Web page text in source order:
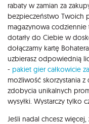
rabaty w zamian za
bezpieczeństwo Twoich
magazynowa
dotarły do Ciebie w
dołączamy kartę
uzbierasz odpowiednią
- pakiet gier całkowicie
możliwość skorzystania
zdobycia unikalnych
wysyłki. Wystarczy tylko
Jeśli nadal chcesz